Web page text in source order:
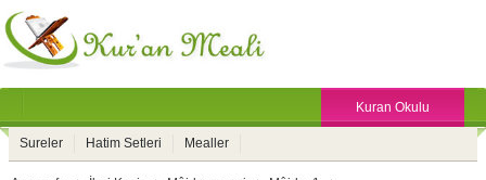
Kuran Okulu
Sureler Hatim Setleri Mealler